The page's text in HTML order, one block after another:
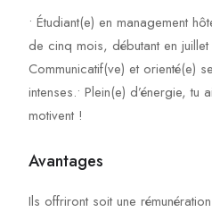
• Étudiant(e) en management
de cinq mois, débutant en
Communicatif(ve) et orienté(e)
intenses.• Plein(e) d’énergie,
motivent !
Avantages
Ils offriront soit une